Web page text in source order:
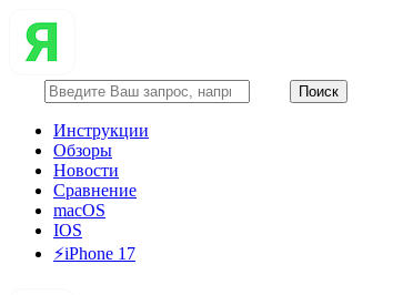
Инструкции
Обзоры
Новости
Сравнение
macOS
IOS
⚡️iPhone 17